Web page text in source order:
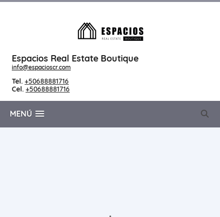
Espacios Real Estate Boutique
info@espacioscr.com
Tel. +50688881716
Cel. +50688881716
MENÚ